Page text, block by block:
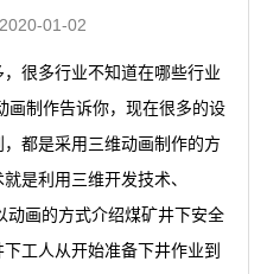
01-02
，很多行业不知道在哪些行业
画制作告诉你，现在很多的设
都是采用三维动画制作的方
是利用三维开发技术、
动画的方式介绍煤矿井下安全
工人从开始准备下井作业到